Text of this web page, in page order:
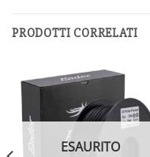
PRODOTTI CORRELATI
ESAURITO